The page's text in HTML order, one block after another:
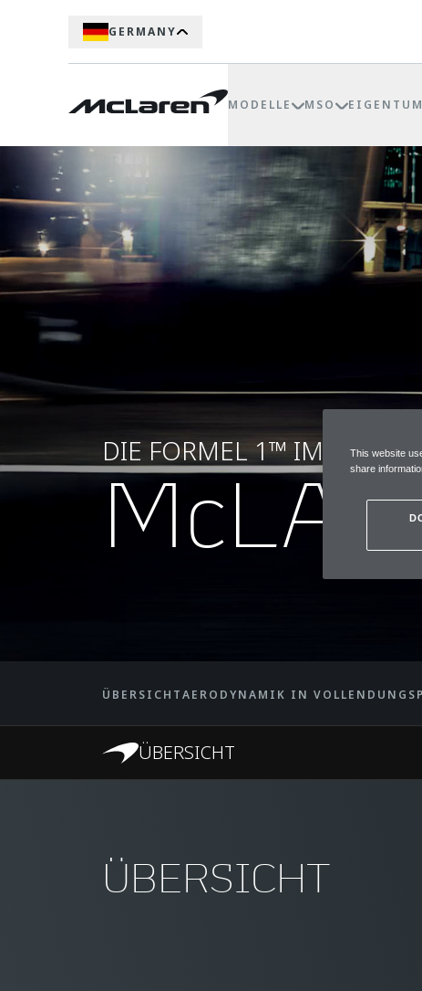
GERMANY
MODELLE MSO EIGENTUM
DIE FORMEL 1™ IM BLUT
ÜBERSICHTAERODYNAMIK IN VOLLENDUNG
ÜBERSICHT
ÜBERSICHT
This website
share